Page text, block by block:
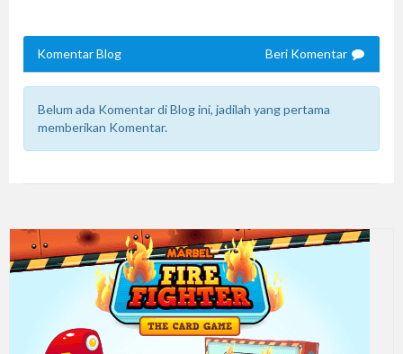
Komentar Blog Beri Komentar
Belum ada Komentar di Blog ini, jadilah yang pertama
memberikan Komentar.